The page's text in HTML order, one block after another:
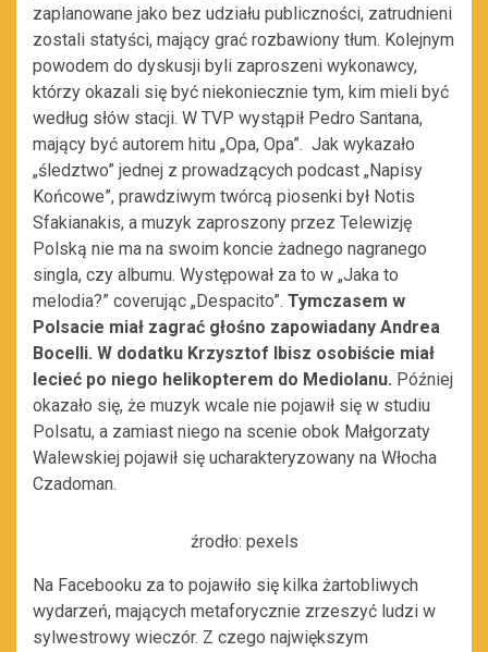
zaplanowane jako bez udziału publiczności, zatrudnieni
zostali statyści, mający grać rozbawiony tłum. Kolejnym
powodem do dyskusji byli zaproszeni wykonawcy,
którzy okazali się być niekoniecznie tym, kim mieli być
według słów stacji. W TVP wystąpił Pedro Santana,
mający być autorem hitu „Opa, Opa”. Jak wykazało
„śledztwo” jednej z prowadzących podcast „Napisy
Końcowe”, prawdziwym twórcą piosenki był Notis
Sfakianakis, a muzyk zaproszony przez Telewizję
Polską nie ma na swoim koncie żadnego nagranego
singla, czy albumu. Występował za to w „Jaka to
melodia?” coverując „Despacito”. Tymczasem w
Polsacie miał zagrać głośno zapowiadany Andrea
Bocelli. W dodatku Krzysztof Ibisz osobiście miał
lecieć po niego helikopterem do Mediolanu. Później
okazało się, że muzyk wcale nie pojawił się w studiu
Polsatu, a zamiast niego na scenie obok Małgorzaty
Walewskiej pojawił się ucharakteryzowany na Włocha
Czadoman.
źrodło: pexels
Na Facebooku za to pojawiło się kilka żartobliwych
wydarzeń, mających metaforycznie zrzeszyć ludzi w
sylwestrowy wieczór. Z czego największym